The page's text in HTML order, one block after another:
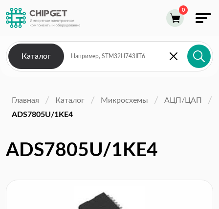
Каталог
Главная Каталог Микросхемы
АЦП/ЦАП
ADS7805U/1KE4
ADS7805U/1KE4